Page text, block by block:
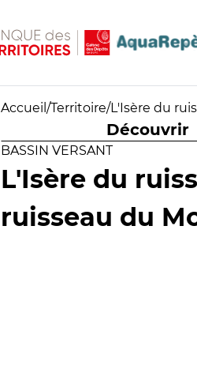
Accueil /Territoire/L'Isère du
Découvrir
BASSIN VERSANT
L'Isère du
ruisseau du